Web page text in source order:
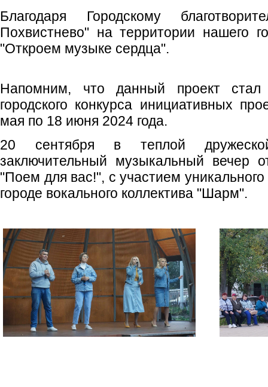
Благодаря Городскому
Похвистнево" на территории нашего
"Откроем музыке сердца".
Напомним, что данный проект стал
городского конкурса инициативных
мая по 18 июня 2024 года.
20 сентября в теплой
заключительный музыкальный вечер
"Поем для вас!", с участием
городе вокального коллектива "Шарм".